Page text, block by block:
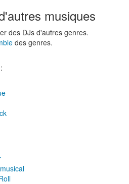
musiques
des DJs d'autres genres.
des genres.